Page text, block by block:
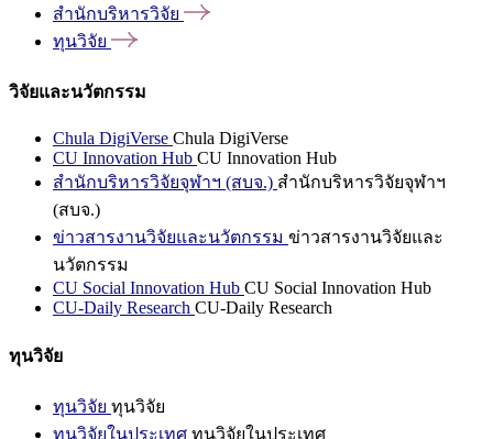
สำนักบริหารวิจัย
ทุนวิจัย
วิจัยและนวัตกรรม
Chula DigiVerse Chula DigiVerse
CU Innovation Hub CU Innovation Hub
สำนักบริหารวิจัยจุฬาฯ (สบจ.) สำนักบริหารวิจัยจุฬาฯ
(สบจ.)
ข่าวสารงานวิจัยและนวัตกรรม ข่าวสารงานวิจัยและ
นวัตกรรม
CU Social Innovation Hub CU Social Innovation Hub
CU-Daily Research CU-Daily Research
ทุนวิจัย
ทุนวิจัย ทุนวิจัย
ทุนวิจัยในประเทศ ทุนวิจัยในประเทศ